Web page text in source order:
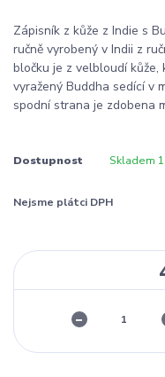
Zápisník z kůže z Indie s
ručně vyrobený v Indii z
bločku je z velbloudí
vyražený Buddha sedící v
spodní strana je zdobena
Dostupnost Skladem
Nejsme plátci DPH